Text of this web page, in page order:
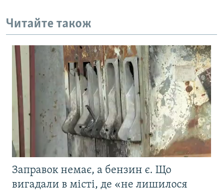
Читайте також
Заправок немає, а бензин є. Що
вигадали в місті, де «не лишилося